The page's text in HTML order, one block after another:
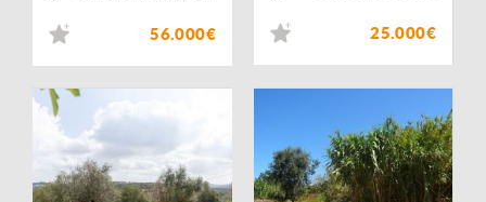
56.000€ 25.000€